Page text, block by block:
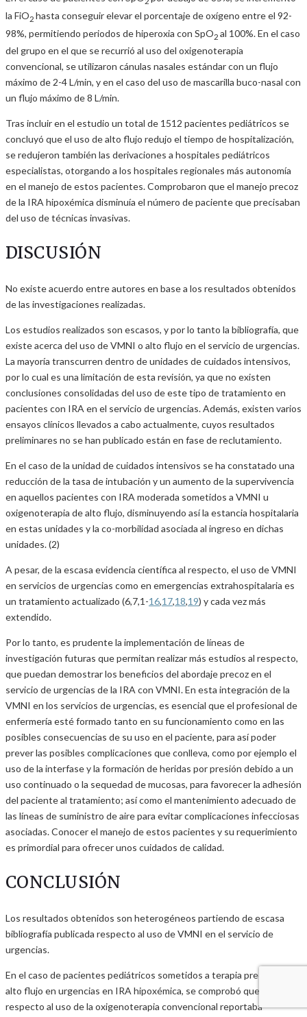
la FiO2 hasta conseguir elevar el porcentaje de oxígeno entre el 92-
98%, permitiendo periodos de hiperoxia con SpO2 al 100%. En el caso
del grupo en el que se recurrió al uso del oxigenoterapia
convencional, se utilizaron cánulas nasales estándar con un flujo
máximo de 2-4 L/min, y en el caso del uso de mascarilla buco-nasal con
un flujo máximo de 8 L/min.
Tras incluir en el estudio un total de 1512 pacientes pediátricos se
concluyó que el uso de alto flujo redujo el tiempo de hospitalización,
se redujeron también las derivaciones a hospitales pediátricos
especialistas, otorgando a los hospitales regionales más autonomía
en el manejo de estos pacientes. Comprobaron que el manejo precoz
de la IRA hipoxémica disminuía el número de paciente que precisaban
del uso de técnicas invasivas.
DISCUSIÓN
No existe acuerdo entre autores en base a los resultados obtenidos
de las investigaciones realizadas.
Los estudios realizados son escasos, y por lo tanto la bibliografía, que
existe acerca del uso de VMNI o alto flujo en el servicio de urgencias.
La mayoría transcurren dentro de unidades de cuidados intensivos,
por lo cual es una limitación de esta revisión, ya que no existen
conclusiones consolidadas del uso de este tipo de tratamiento en
pacientes con IRA en el servicio de urgencias. Además, existen varios
ensayos clínicos llevados a cabo actualmente, cuyos resultados
preliminares no se han publicado están en fase de reclutamiento.
En el caso de la unidad de cuidados intensivos se ha constatado una
reducción de la tasa de intubación y un aumento de la supervivencia
en aquellos pacientes con IRA moderada sometidos a VMNI u
oxigenoterapia de alto flujo, disminuyendo así la estancia hospitalaria
en estas unidades y la co-morbilidad asociada al ingreso en dichas
unidades. (2)
A pesar, de la escasa evidencia científica al respecto, el uso de VMNI
en servicios de urgencias como en emergencias extrahospitalaria es
un tratamiento actualizado (6,7,1-16,17,18,19) y cada vez más
extendido.
Por lo tanto, es prudente la implementación de líneas de
investigación futuras que permitan realizar más estudios al respecto,
que puedan demostrar los beneficios del abordaje precoz en el
servicio de urgencias de la IRA con VMNI. En esta integración de la
VMNI en los servicios de urgencias, es esencial que el profesional de
enfermería esté formado tanto en su funcionamiento como en las
posibles consecuencias de su uso en el paciente, para así poder
prever las posibles complicaciones que conlleva, como por ejemplo el
uso de la interfase y la formación de heridas por presión debido a un
uso continuado o la sequedad de mucosas, para favorecer la adhesión
del paciente al tratamiento; así como el mantenimiento adecuado de
las líneas de suministro de aire para evitar complicaciones infecciosas
asociadas. Conocer el manejo de estos pacientes y su requerimiento
es primordial para ofrecer unos cuidados de calidad.
CONCLUSIÓN
Los resultados obtenidos son heterogéneos partiendo de escasa
bibliografía publicada respecto al uso de VMNI en el servicio de
urgencias.
En el caso de pacientes pediátricos sometidos a terapia precoz de
alto flujo en urgencias en IRA hipoxémica, se comprobó que su uso
respecto al uso de la oxigenoterapia convencional reportaba